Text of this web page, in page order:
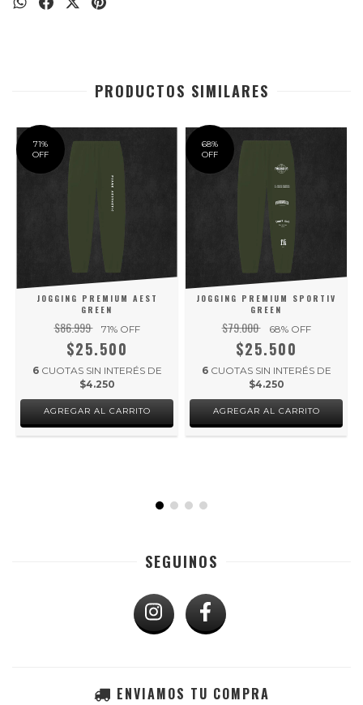
PRODUCTOS SIMILARES
71%
OFF
JOGGING PREMIUM AEST
GREEN
$86.999 71% OFF
$25.500
6 CUOTAS SIN INTERÉS DE
$4.250
AGREGAR AL CARRITO
68%
OFF
JOGGING PREMIUM SPORTIV
GREEN
$79.000 68% OFF
$25.500
6 CUOTAS SIN INTERÉS DE
$4.250
AGREGAR AL CARRITO
SEGUINOS
ENVIAMOS TU COMPRA